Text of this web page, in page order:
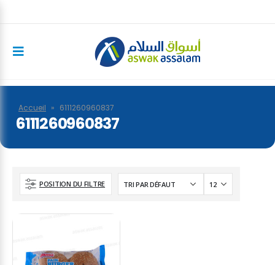
Accueil » 6111260960837
6111260960837
POSITION DU FILTRE